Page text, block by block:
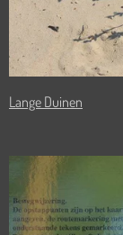
Lange Duinen